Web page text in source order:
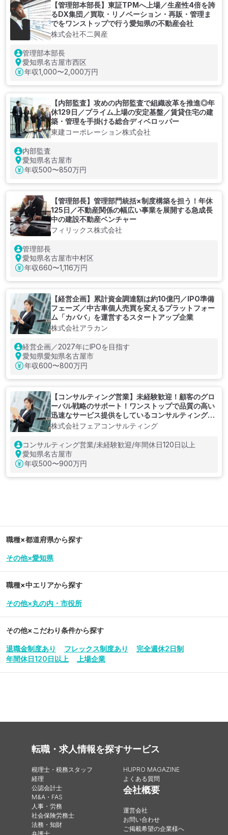
【管理部本部長】東証TPMへ上場／生産性4倍を誇
るDX集団／買取・リノベーション・再販・管理ま
でをワンストップで行う愛知県の不動産会社
株式会社不二興産
管理部本部長
愛知県名古屋市西区
年収1,000〜2,000万円
【内部監査】攻めの内部監査で組織改革を推進◎年
休129日／プライム上場の安定基盤／賃貸住宅の建
築・管理を手掛ける総合ディベロッパー
東建コーポレーション株式会社
内部監査
愛知県名古屋市
年収500〜850万円
【管理部長】管理部門統括×制度構築を担う！年休
125日／不動産関係の幅広い事業を展開する急成長
中の建設不動産ベンチャー
フィリックス株式会社
管理部長
愛知県名古屋市中村区
年収660〜1,116万円
【経営企画】累計資金調達額は約10億円／IPO準備
フェーズ／中古車個人売買を変えるプラットフォー
ム「カババ」を運営するスタートアップ企業
株式会社アラカン
経営企画／2027年にIPOを目指す
愛知県愛知県名古屋市
年収600〜800万円
【コンサルティング営業】未経験歓迎！顧客のグロ
ーバル戦略のサポート！ワンストップで品質の高い
迅速なサービス提供をしているコンサルティングフ
ァーム
株式会社フェアコンサルティング
コンサルティング営業/未経験歓迎/年間休日120日以上
愛知県名古屋市
年収500〜900万円
職種×都道府県から探す
その他×愛知県
職種×中エリアから探す
その他×丸の内・市役所
その他×こだわり条件から探す
退職金制度あり フレックス制度あり
完全週休2日制
年間休日120日以上
上場企業
転職・求人情報を探す
税理士・税務スタッフ
経理
公認会計士
M&A・FAS
人事・労務
社会保険労務士
法務・知財
サービス
HUPRO MAGAZINE
よくある質問
会社概要
運営会社
お問い合わせ
ご掲載希望の企業様へ